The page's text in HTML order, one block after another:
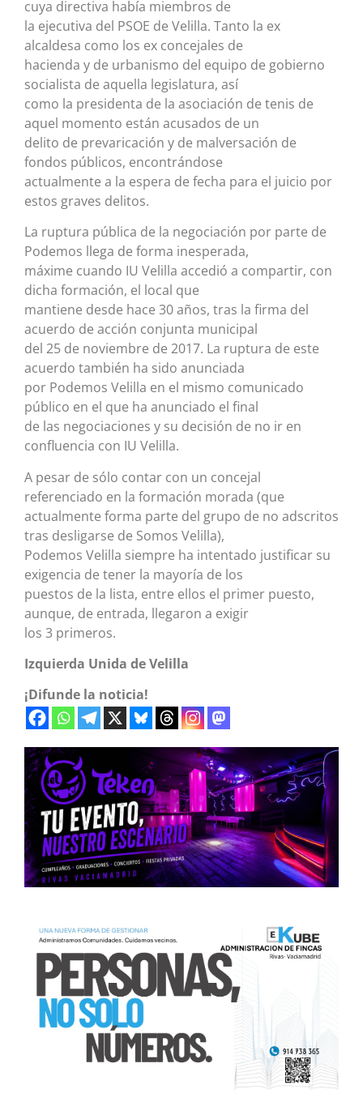
cuya directiva había miembros de
la ejecutiva del PSOE de Velilla. Tanto la ex
alcaldesa como los ex concejales de
hacienda y de urbanismo del equipo de gobierno
socialista de aquella legislatura, así
como la presidenta de la asociación de tenis de
aquel momento están acusados de un
delito de prevaricación y de malversación de
fondos públicos, encontrándose
actualmente a la espera de fecha para el juicio por
estos graves delitos.
La ruptura pública de la negociación por parte de
Podemos llega de forma inesperada,
máxime cuando IU Velilla accedió a compartir, con
dicha formación, el local que
mantiene desde hace 30 años, tras la firma del
acuerdo de acción conjunta municipal
del 25 de noviembre de 2017. La ruptura de este
acuerdo también ha sido anunciada
por Podemos Velilla en el mismo comunicado
público en el que ha anunciado el final
de las negociaciones y su decisión de no ir en
confluencia con IU Velilla.
A pesar de sólo contar con un concejal
referenciado en la formación morada (que
actualmente forma parte del grupo de no adscritos
tras desligarse de Somos Velilla),
Podemos Velilla siempre ha intentado justificar su
exigencia de tener la mayoría de los
puestos de la lista, entre ellos el primer puesto,
aunque, de entrada, llegaron a exigir
los 3 primeros.
Izquierda Unida de Velilla
¡Difunde la noticia!